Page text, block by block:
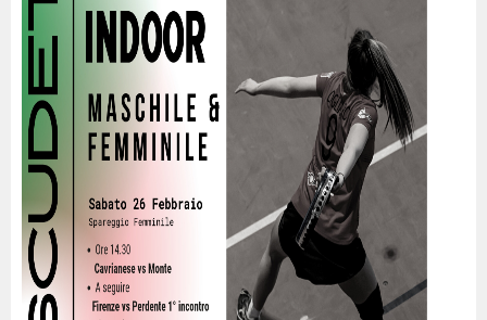
GIUSTIZIA SPORTIVA
COMMISSIONE TECNICA
FEDERAZIONE TRASPARENTE
TESSERAMENTO